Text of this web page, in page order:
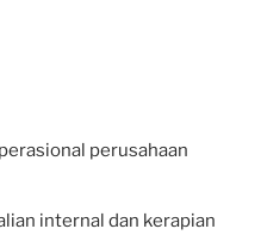
perusahaan
internal dan kerapian